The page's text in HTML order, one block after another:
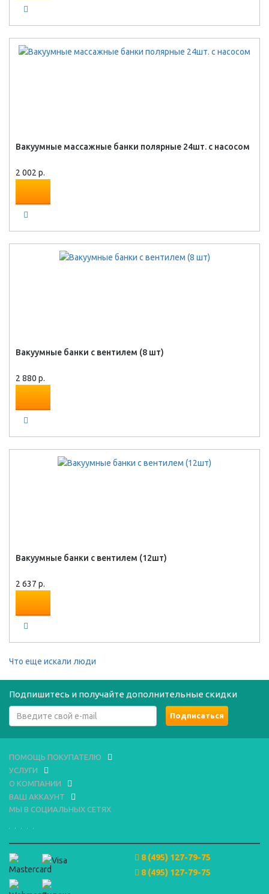
Вакуумные массажные банки полярные 24шт. с насосом
2 002 р.
Вакуумные банки с вентилем (8 шт)
2 880 р.
Вакуумные банки с вентилем (12шт)
2 637 р.
Что еще искали люди
Подпишитесь и получайте дополнительные скидки
ПОМОЩЬ ПОКУПАТЕЛЮ
УСЛУГИ
О КОМПАНИИ
ВАШ АККАУНТ
МЫ В СОЦИАЛЬНЫХ СЕТЯХ
8 (495) 127-79-75
8 (495) 127-79-75